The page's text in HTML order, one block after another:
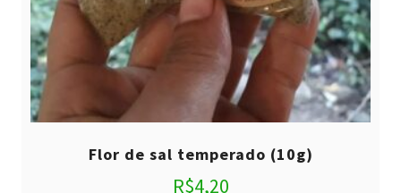
Flor de sal temperado (10g)
R$4,20